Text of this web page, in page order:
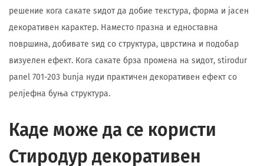
решение кога сакате ѕидот да добие текстура, форма и јасен
декоративен карактер. Наместо празна и едноставна
површина, добивате ѕид со структура, цврстина и подобар
визуелен ефект. Кога сакате брза промена на ѕидот, stirodur
panel 701-203 bunja нуди практичен декоративен ефект со
релјефна буња структура.
Каде може да се користи
Стиродур декоративен